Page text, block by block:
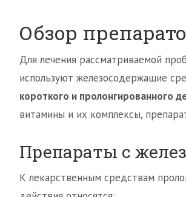
Обзор
Для лечения рассматриваемой
используют железосодержащие
короткого и пролонгированного
витамины и их комплексы,
Препараты с
К лекарственным средствам